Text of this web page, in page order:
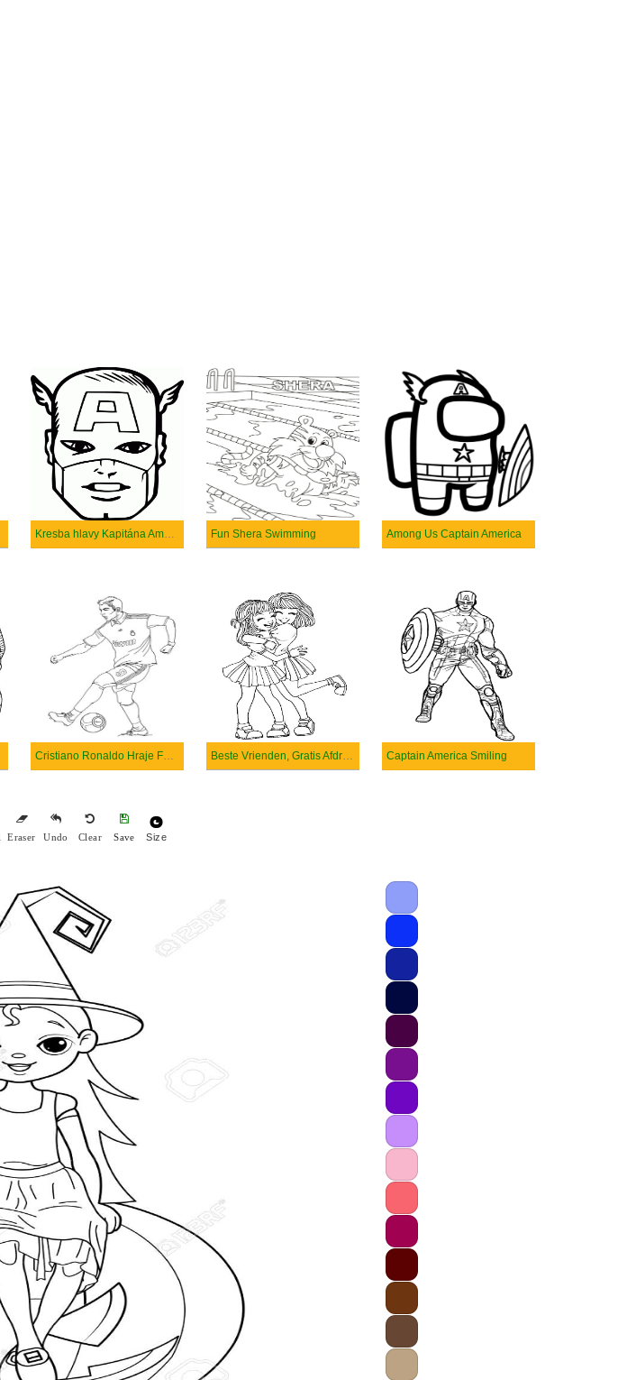
Kresba hlavy Kapitána Ameriky Fun Shera Swimming Among Us Captain America
Cristiano Ronaldo Hraje Fotbal Beste Vrienden, Gratis Afdrukbaar Captain America Smiling
Eraser Undo Clear Save Size